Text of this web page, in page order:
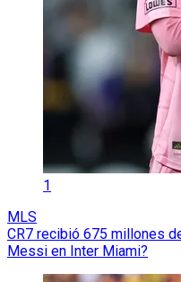
1
MLS
CR7 recibió 675 millones
Messi en Inter Miami?